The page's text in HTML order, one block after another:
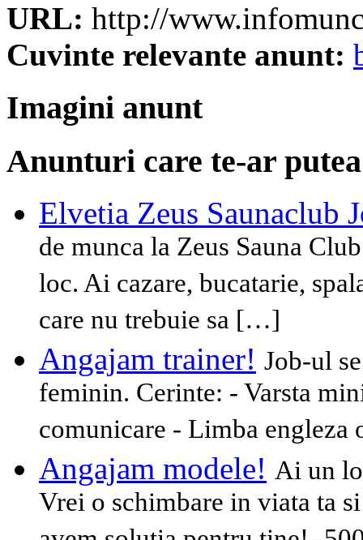
URL: http://
Cuvinte relevante anunt:
Imagini anunt
Anunturi care te-ar
Elvetia Zeus Saunaclub
de munca la Zeus Sauna
loc. Ai cazare, bucatarie,
care nu trebuie sa […]
Angajam trainer! Job-ul
feminin. Cerinte: - Varsta
comunicare - Limba
Angajam modele! Ai un
Vrei o schimbare in viata ta